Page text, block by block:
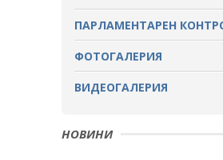
ОБСЪЖДАНЕ
ЗАВЪРШИЛИ
ОБЩЕСТВЕНО
ПАРЛАМЕНТАРЕН
ФОТОГАЛЕРИЯ
ВИДЕОГАЛЕРИЯ
НОВИНИ